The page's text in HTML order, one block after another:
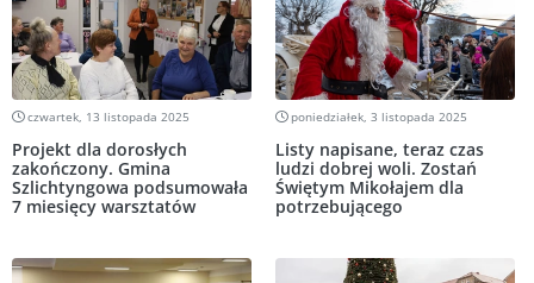
czwartek, 13 listopada 2025
Projekt dla dorosłych
zakończony. Gmina
Szlichtyngowa podsumowała
7 miesięcy warsztatów
poniedziałek, 3 listopada 2025
Listy napisane, teraz czas
ludzi dobrej woli. Zostań
Świętym Mikołajem dla
potrzebującego